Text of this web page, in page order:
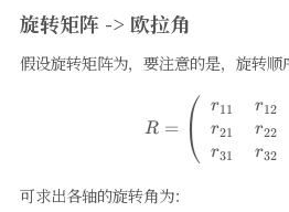
旋转矩阵 -> 欧拉角
假设旋转矩阵为，要注意的是，旋转顺
R = ⎝
⎛ r11
r21
r31
r12
r22
r32
可求出各轴的旋转角为：